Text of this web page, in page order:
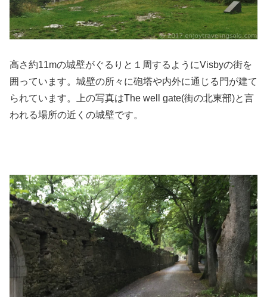
高さ約11mの城壁がぐるりと１周するようにVisbyの街を
囲っています。城壁の所々に砲塔や内外に通じる門が建て
られています。上の写真はThe well gate(街の北東部)と言
われる場所の近くの城壁です。